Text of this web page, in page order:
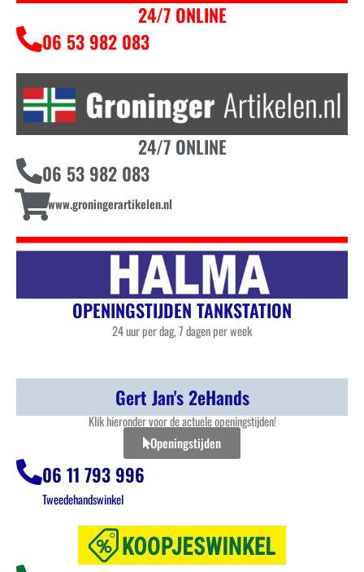
24/7 ONLINE
06 53 982 083
24/7 ONLINE
06 53 982 083
www.groningerartikelen.nl
OPENINGSTIJDEN TANKSTATION
24 uur per dag, 7 dagen per week
Gert Jan's 2eHands
Klik hieronder voor de actuele openingstijden!
Openingstijden
06 11 793 996
Tweedehandswinkel